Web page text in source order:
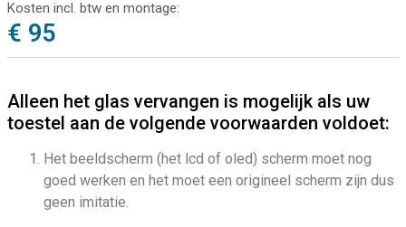
Kosten incl. btw en montage:
€ 95
Alleen het glas vervangen is mogelijk als uw
toestel aan de volgende voorwaarden voldoet:
Het beeldscherm (het lcd of oled) scherm moet nog
goed werken en het moet een origineel scherm zijn dus
geen imitatie.